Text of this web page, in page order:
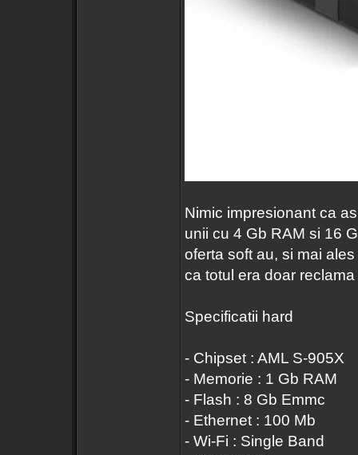
Nimic impresionant ca
unii cu 4 Gb RAM si 16
oferta soft au, si mai
ca totul era doar reclama
Specificatii hard
- Chipset : AML S-905X
- Memorie : 1 Gb RAM
- Flash : 8 Gb Emmc
- Ethernet : 100 Mb
- Wi-Fi : Single Band